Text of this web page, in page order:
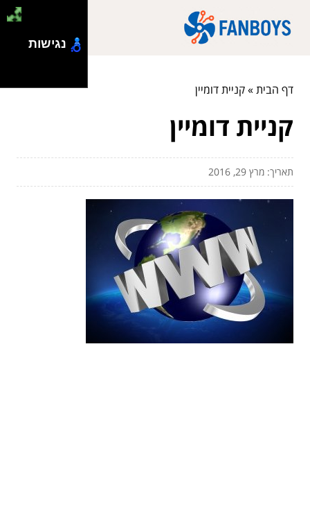
דף הבית»קניית דומיין
קניית דומיין
תאריך: מרץ 29, 2016
נגישות